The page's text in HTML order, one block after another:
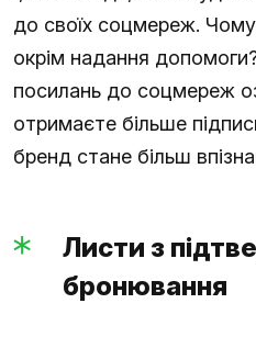
до своїх соцмереж.
окрім надання
посилань до соцмереж
отримаєте більше
бренд стане більш
Листи з
бронювання